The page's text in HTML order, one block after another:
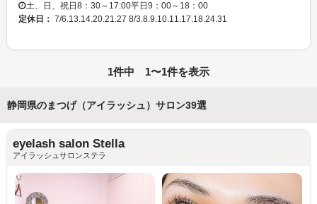
土、日、祝日8：30～17:00平日9：00～18：00
定休日： 7/6.13.14.20.21.27 8/3.8.9.10.11.17.18.24.31
1件中 1〜1件を表示
静岡県のまつげ（アイラッシュ）サロン39選
eyelash salon Stella
アイラッシュサロンステラ